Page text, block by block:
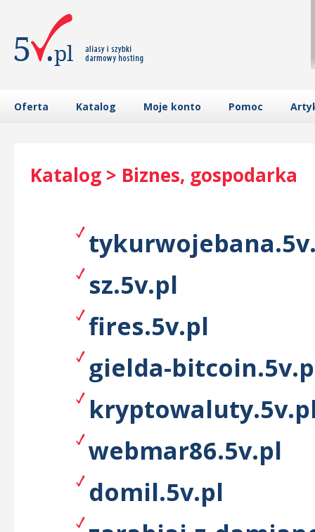
Oferta Katalog Moje konto Pomoc
Katalog > Biznes, gospodarka
sz.5v.pl
fires.5v.pl
gielda-
webmar86.5v.pl
domil.5v.pl